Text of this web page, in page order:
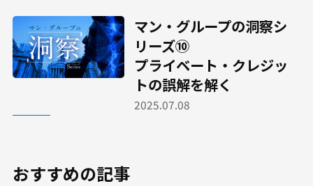
マン・グループの洞察シ
リーズ⑩
プライベート・クレジッ
トの誤解を解く
2025.07.08
おすすめの記事